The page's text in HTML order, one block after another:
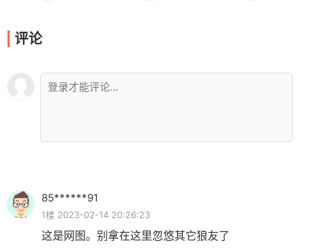
评论
85******91
1楼 2023-02-14 20:26:23
这是网图。别拿在这里忽悠其它狼友了